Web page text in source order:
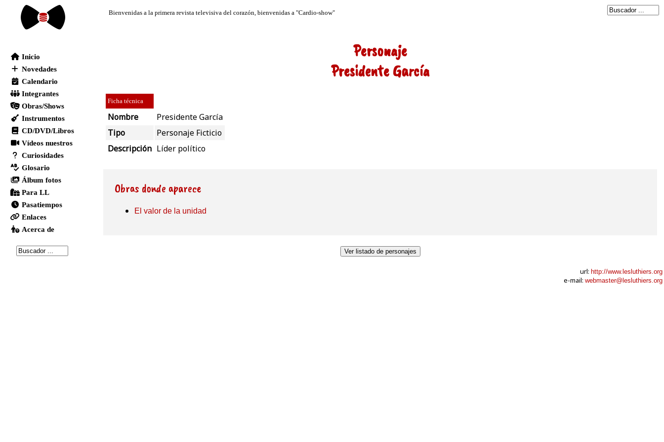
Personaje
Presidente García
Ficha técnica
Nombre
Presidente García
Tipo
Personaje Ficticio
Descripción Líder político
Obras donde aparece
El valor de la unidad
Ver listado de personajes
url: http://www.lesluthiers.org
e-mail: webmaster@lesluthiers.org